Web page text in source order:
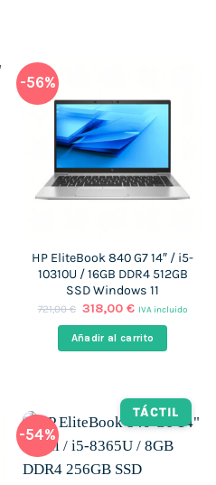
-56%
HP EliteBook 840 G7 14″ / i5-
10310U / 16GB DDR4 512GB
SSD Windows 11
721,00€ El
original
era:
318,00€El
actual
es:
IVA incluido
Añadir al carrito
-54%
TÁCTIL